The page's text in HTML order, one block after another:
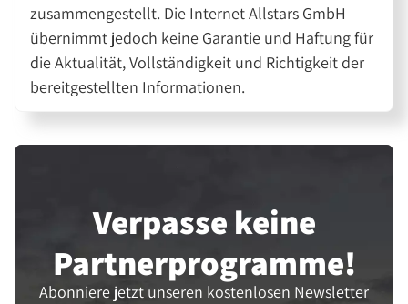
zusammengestellt. Die Internet Allstars GmbH
übernimmt jedoch keine Garantie und Haftung für
die Aktualität, Vollständigkeit und Richtigkeit der
bereitgestellten Informationen.
Verpasse keine
Partner­programme!
Abonniere jetzt unseren kostenlosen Newsletter